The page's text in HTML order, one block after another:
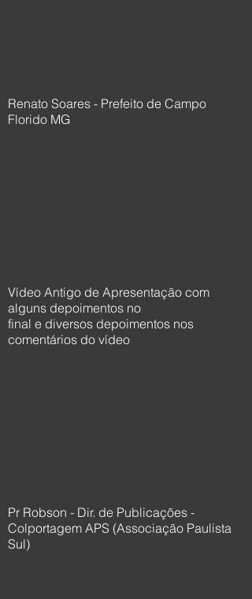
Renato Soares - Prefeito de Campo
Florido MG
Vídeo Antigo de Apresentação com
alguns depoimentos no
final e diversos depoimentos nos
comentários do vídeo
Pr Robson - Dir. de Publicações -
Colportagem APS (Associação Paulista
Sul)